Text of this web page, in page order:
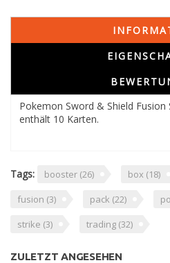
Pokemon Sword & Shield
enthält 10 Karten.
Tags: booster (26) box (18)
fusion (3) pack (22)
strike (3) trading (32)
ZULETZT ANGESEHEN